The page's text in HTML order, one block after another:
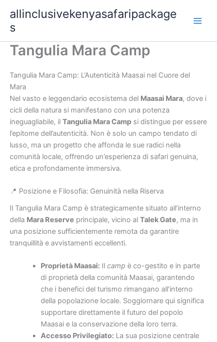
content
allinclusivekenyasafaripackage
s
Tangulia Mara Camp
Tangulia Mara Camp: L’Autenticità Maasai nel Cuore del
Mara
Nel vasto e leggendario ecosistema del Maasai Mara, dove i
cicli della natura si manifestano con una potenza
ineguagliabile, il Tangulia Mara Camp si distingue per essere
l’epitome dell’autenticità. Non è solo un campo tendato di
lusso, ma un progetto che affonda le sue radici nella
comunità locale, offrendo un’esperienza di safari genuina,
etica e profondamente immersiva.
📍 Posizione e Filosofia: Genuinità nella Riserva
Il Tangulia Mara Camp è strategicamente situato all’interno
della Mara Reserve principale, vicino al Talek Gate, ma in
una posizione sufficientemente remota da garantire
tranquillità e avvistamenti eccellenti.
Proprietà Maasai:Il camp è co-gestito e in parte
di proprietà della comunità Maasai, garantendo
che i benefici del turismo rimangano all’interno
della popolazione locale. Soggiornare qui significa
supportare direttamente il futuro del popolo
Maasai e la conservazione della loro terra.
Accesso Privilegiato:La sua posizione centrale